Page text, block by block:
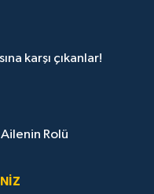
karşı çıkanlar!
Rolü